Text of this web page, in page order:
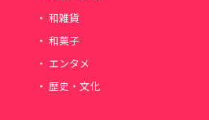
和雑貨
和菓子
エンタメ
歴史・文化